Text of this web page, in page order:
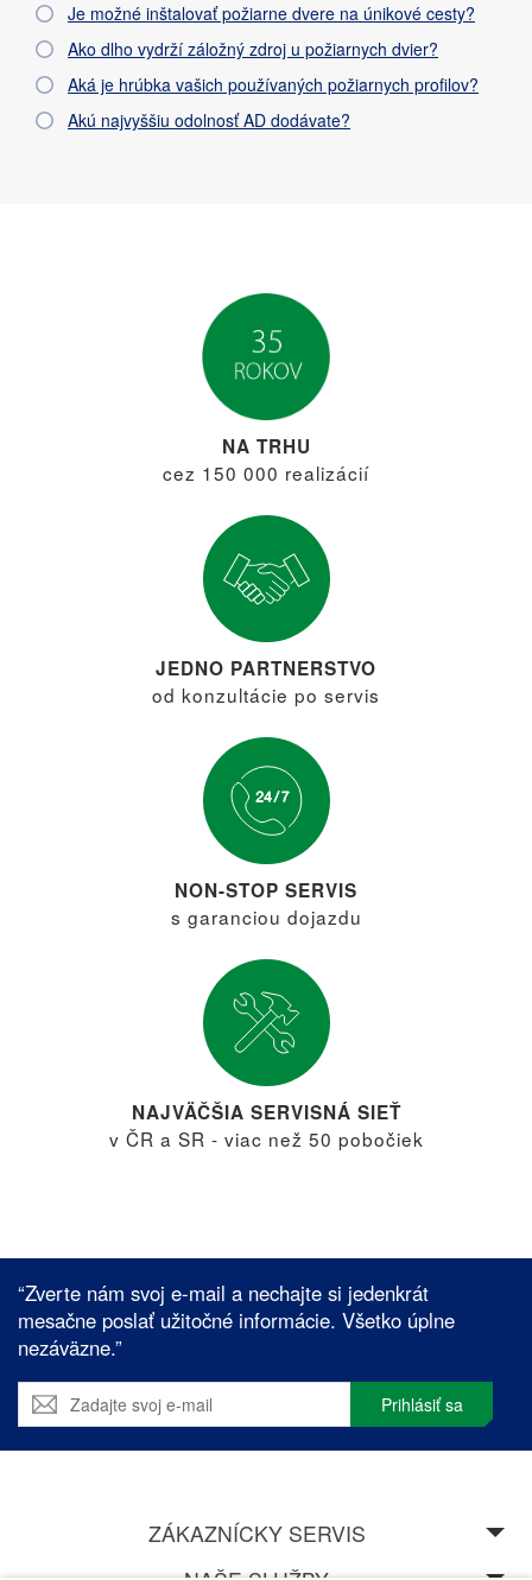
Je možné inštalovať požiarne dvere na únikové cesty?
Ako dlho vydrží záložný zdroj u požiarnych dvier?
Aká je hrúbka vašich používaných požiarnych profilov?
Akú najvyššiu odolnosť AD dodávate?
NA TRHU
cez 150 000 realizácií
JEDNO PARTNERSTVO
od konzultácie po servis
NON-STOP SERVIS
s garanciou dojazdu
NAJVÄČŠIA SERVISNÁ SIEŤ
v ČR a SR - viac než 50 pobočiek
“Zverte nám svoj e-mail a nechajte si jedenkrát
mesačne poslať užitočné informácie. Všetko úplne
nezáväzne.”
Prihlásiť sa
ZÁKAZNÍCKY SERVIS